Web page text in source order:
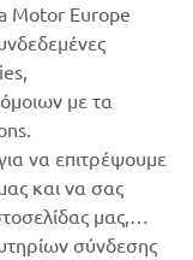
Προώθηση και Υποστήριξη της Διαφορετικότητας & της Συμπερίληψης.
Motor Europe
με τα
να επιτρέψουμε
και να σας
μας,
σύνδεσης